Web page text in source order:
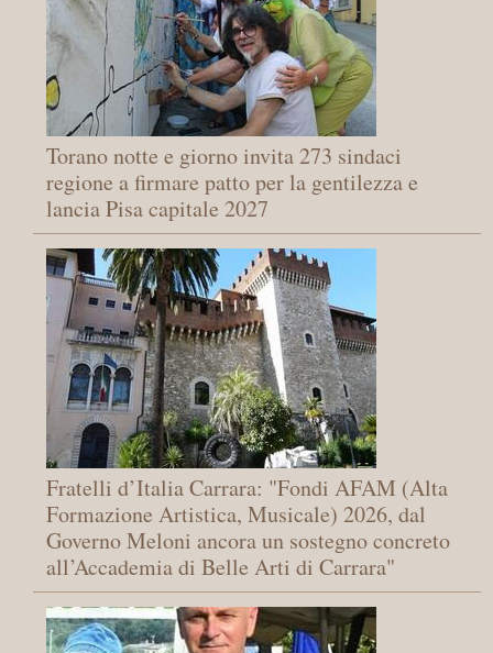
Torano notte e giorno invita 273 sindaci
regione a firmare patto per la gentilezza e
lancia Pisa capitale 2027
Fratelli d’Italia Carrara: "Fondi AFAM (Alta
Formazione Artistica, Musicale) 2026, dal
Governo Meloni ancora un sostegno concreto
all’Accademia di Belle Arti di Carrara"